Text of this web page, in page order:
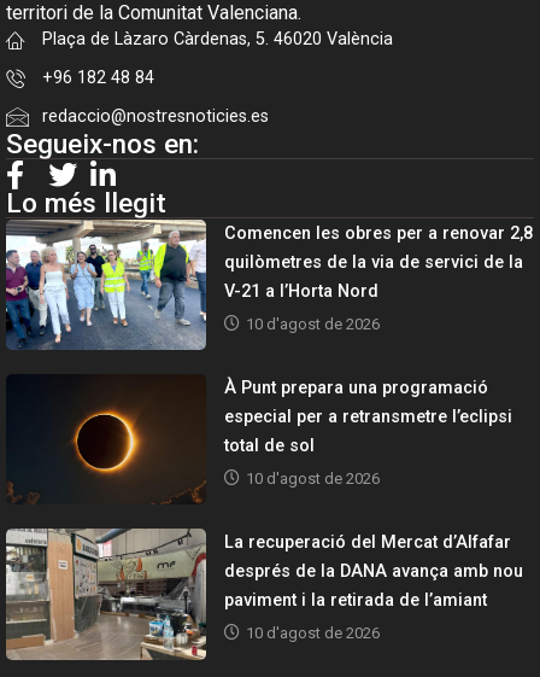
territori de la Comunitat Valenciana.
Plaça de Làzaro Càrdenas, 5. 46020 València
+96 182 48 84
redaccio@nostresnoticies.es
Segueix-nos en:
Lo més llegit
Comencen les obres per a renovar 2,8
quilòmetres de la via de servici de la
V-21 a l’Horta Nord
10 d'agost de 2026
À Punt prepara una programació
especial per a retransmetre l’eclipsi
total de sol
10 d'agost de 2026
La recuperació del Mercat d’Alfafar
després de la DANA avança amb nou
paviment i la retirada de l’amiant
10 d'agost de 2026